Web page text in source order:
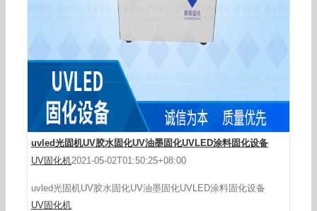
uvled光固机UV胶水固化UV油墨固化UVLED涂料固化设备
UV固化机2021-05-02T01:50:25+08:00
uvled光固机UV胶水固化UV油墨固化UVLED涂料固化设备
UV固化机